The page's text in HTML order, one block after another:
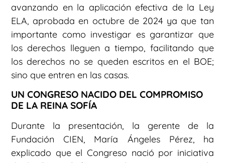
avanzando en la aplicación efectiva de la Ley
ELA, aprobada en octubre de 2024 ya que tan
importante como investigar es garantizar que
los derechos lleguen a tiempo, facilitando que
los derechos no se queden escritos en el BOE;
sino que entren en las casas.
UN CONGRESO NACIDO DEL COMPROMISO
DE LA REINA SOFÍA
Durante la presentación, la gerente de la
Fundación CIEN, María Ángeles Pérez, ha
explicado que el Congreso nació por iniciativa